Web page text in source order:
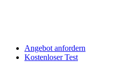
Angebot anfordern
Kostenloser Test